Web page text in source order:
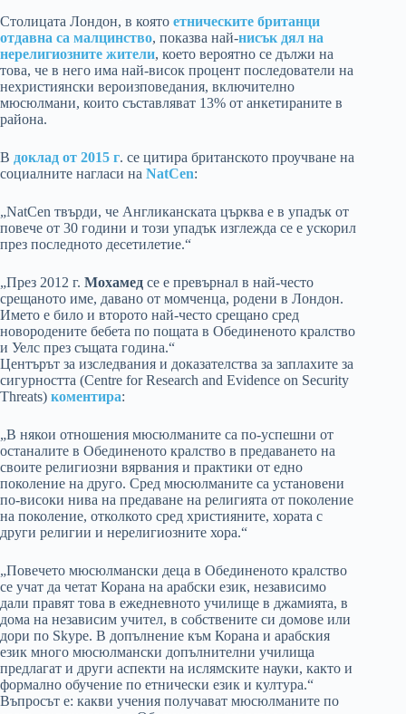
Столицата Лондон, в която етническите британци
отдавна са малцинство, показва най-нисък дял на
нерелигиозните жители, което вероятно се дължи на
това, че в него има най-висок процент последователи на
нехристиянски вероизповедания, включително
мюсюлмани, които съставляват 13% от анкетираните в
района.
В доклад от 2015 г. се цитира британското проучване на
социалните нагласи на NatCen:
„NatCen твърди, че Англиканската църква е в упадък от
повече от 30 години и този упадък изглежда се е ускорил
през последното десетилетие.“
„През 2012 г. Мохамед се е превърнал в най-често
срещаното име, давано от момченца, родени в Лондон.
Името е било и второто най-често срещано сред
новородените бебета по пощата в Обединеното кралство
и Уелс през същата година.“
Центърът за изследвания и доказателства за заплахите за
сигурността (Centre for Research and Evidence on Security
Threats) коментира:
„В някои отношения мюсюлманите са по-успешни от
останалите в Обединеното кралство в предаването на
своите религиозни вярвания и практики от едно
поколение на друго. Сред мюсюлманите са установени
по-високи нива на предаване на религията от поколение
на поколение, отколкото сред християните, хората с
други религии и нерелигиозните хора.“
„Повечето мюсюлмански деца в Обединеното кралство
се учат да четат Корана на арабски език, независимо
дали правят това в ежедневното училище в джамията, в
дома на независим учител, в собствените си домове или
дори по Skype. В допълнение към Корана и арабския
език много мюсюлмански допълнителни училища
предлагат и други аспекти на ислямските науки, както и
формално обучение по етнически език и култура.“
Въпросът е: какви учения получават мюсюлманите по